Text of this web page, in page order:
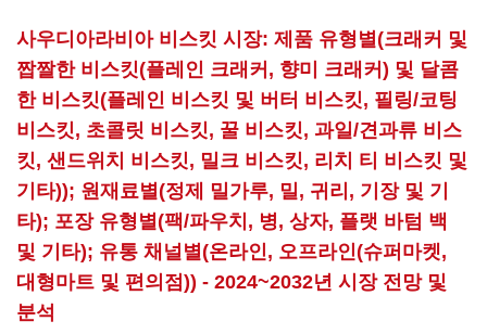
사우디아라비아 비스킷 시장: 제품 유형별(크래커 및
짭짤한 비스킷(플레인 크래커, 향미 크래커) 및 달콤
한 비스킷(플레인 비스킷 및 버터 비스킷, 필링/코팅
비스킷, 초콜릿 비스킷, 꿀 비스킷, 과일/견과류 비스
킷, 샌드위치 비스킷, 밀크 비스킷, 리치 티 비스킷 및
기타)); 원재료별(정제 밀가루, 밀, 귀리, 기장 및 기
타); 포장 유형별(팩/파우치, 병, 상자, 플랫 바텀 백
및 기타); 유통 채널별(온라인, 오프라인(슈퍼마켓,
대형마트 및 편의점)) - 2024~2032년 시장 전망 및
분석